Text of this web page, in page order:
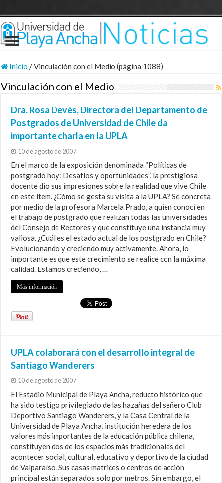
Inicio /Vinculación con el Medio (página 1088)
Vinculación con el Medio
Dra. Rosa Devés, Directora del Departamento de
Postgrados de Universidad de Chile da
importante charla en la UPLA
10 de agosto de 2007
En el marco de la exposición denominada “Políticas de
postgrado hoy: Desafíos y oportunidades”, la prestigiosa
docente dio sus impresiones sobre la realidad que vive Chile
en este ítem. ¿Cómo se gesta su visita a la UPLA? Se concreta
por medio de la profesora Marcela Prado, a quien conocí en
el trabajo de postgrado que realizan todas las universidades
del Consejo de Rectores y que constituye una instancia muy
valiosa. ¿Cuál es el estado actual de los postgrado en Chile?
Evolucionando y creciendo muy activamente. Ahora, lo
importante es que este crecimiento se realice con la máxima
calidad. Estamos creciendo, …
Más información
UPLA colaborará con el desarrollo integral de
Santiago Wanderers
10 de agosto de 2007
El Estadio Municipal de Playa Ancha, reducto histórico que
ha sido testigo privilegiado de las hazañas del señero Club
Deportivo Santiago Wanderers, y la Casa Central de la
Universidad de Playa Ancha, institución heredera de los
valores más importantes de la educación pública chilena,
constituyen dos de los espacios más tradicionales del
acontecer social, cultural, educativo y deportivo de la ciudad
de Valparaíso. Sus casas matrices o centros de acción
principal están separados solo por metros. Sin embargo, el